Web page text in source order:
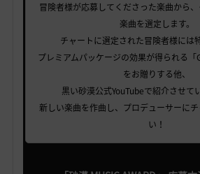
冒険者様が応募してくださった楽曲から
楽曲を選定します。
チャートに選定された冒険者様には
プレミアムパッケージの効果が得られる「
をお贈りする他、
黒い砂漠公式YouTubeで紹介させて
新しい楽曲を作曲し、プロデューサーに
い！